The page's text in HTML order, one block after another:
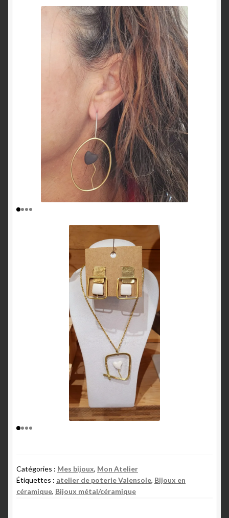
Catégories : Mes bijoux, Mon Atelier
Étiquettes : atelier de poterie Valensole, Bijoux en
céramique, Bijoux métal/céramique